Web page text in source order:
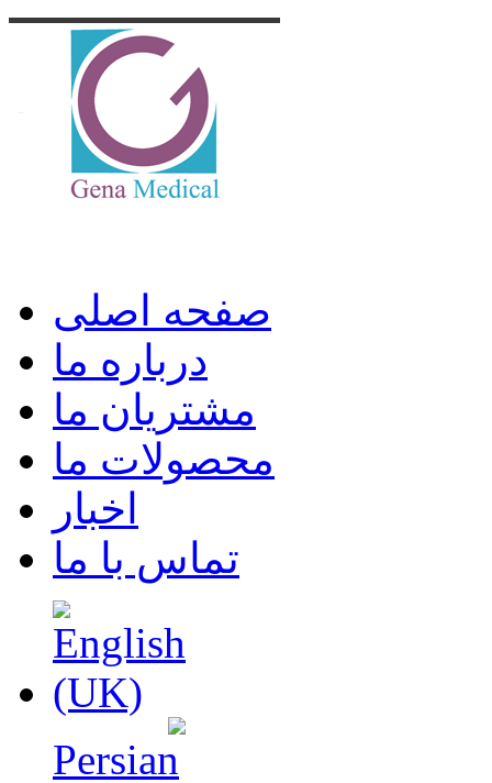
صفحه اصلی
درباره ما
مشتریان ما
محصولات ما
اخبار
تماس با ما